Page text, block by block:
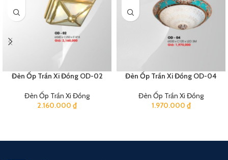
Đèn Ốp Trần Xi Đồng OD-02
Đèn Ốp Trần Xi Đồng
2.160.000 ₫
Đèn Ốp Trần Xi Đồng OD-04
Đèn Ốp Trần Xi Đồng
1.970.000 ₫